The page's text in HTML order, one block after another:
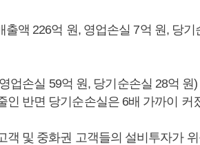
액 226억 원, 영업손실 7억 원, 당
업손실 59억 원, 당기순손실 28억 원
인 반면 당기순손실은 6배 가까이 커
객 및 중화권 고객들의 설비투자가